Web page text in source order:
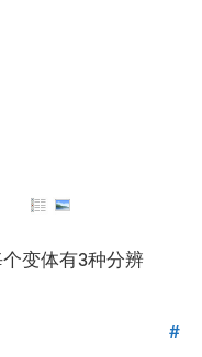
变体有3种分辨
#